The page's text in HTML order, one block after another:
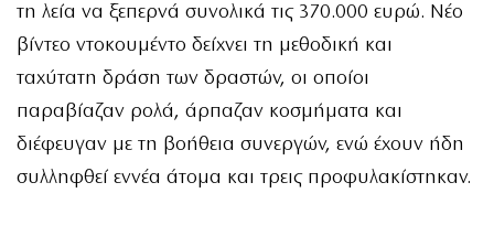
τη λεία να ξεπερνά συνολικά τις 370.000 ευρώ. Νέο
βίντεο ντοκουμέντο δείχνει τη μεθοδική και
ταχύτατη δράση των δραστών, οι οποίοι
παραβίαζαν ρολά, άρπαζαν κοσμήματα και
διέφευγαν με τη βοήθεια συνεργών, ενώ έχουν ήδη
συλληφθεί εννέα άτομα και τρεις προφυλακίστηκαν.